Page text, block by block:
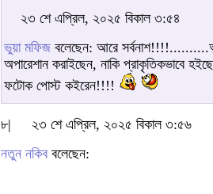
২৩ শে এপ্রিল, ২০২৫ বিকাল ৩:৫৪
ভুয়া মফিজ বলেছেন: আরে
অপারেশান করাইছেন, নাকি প্রাকৃতিকভাবে
ফটোক পোস্ট কইরেন!!!!
৮|
২৩ শে এপ্রিল, ২০২৫ বিকাল ৩:৫৬
নতুন নকিব বলেছেন: